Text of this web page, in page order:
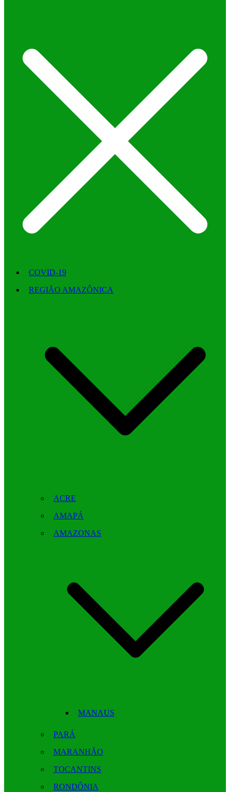
COVID-19
REGIÃO AMAZÔNICA
ACRE
AMAPÁ
AMAZONAS
MANAUS
PARÁ
MARANHÃO
TOCANTINS
RONDÔNIA